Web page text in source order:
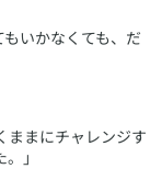
もいかなくても、だ
ままにチャレンジす
」